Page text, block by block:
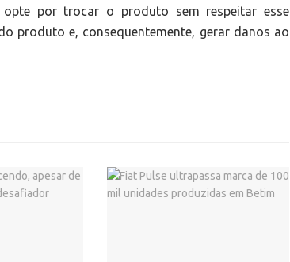
por trocar o produto sem respeitar esse
produto e, consequentemente, gerar danos ao